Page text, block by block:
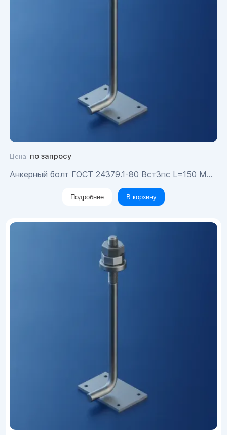
Цена: по запросу
Анкерный болт ГОСТ 24379.1-80 Вст3пс L=150 М24х755
Подробнее В корзину